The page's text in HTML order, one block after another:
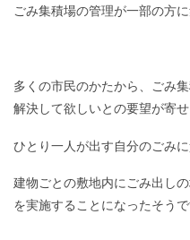
ごみ集積場の管理が一部の方
多くの市民のかたから、ごみ
解決して欲しいとの要望が寄せ
ひとり一人が出す自分のごみ
建物ごとの敷地内にごみ出し
を実施することになったそうで